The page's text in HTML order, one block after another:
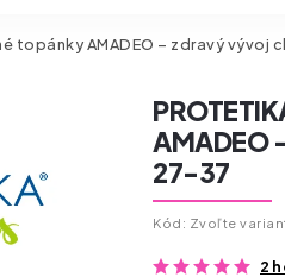
topánky AMADEO – zdravý
AMADEO
27-37
Kód: Zvoľte
2